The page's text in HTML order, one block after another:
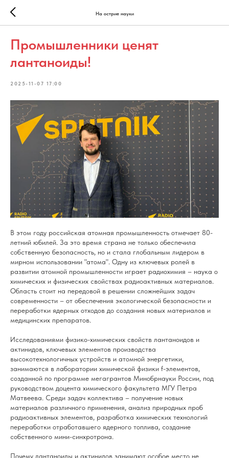
На острие науки
Промышленники ценят
лантаноиды!
2025-11-07 17:00
В этом году российская атомная промышленность отмечает 80-
летний юбилей. За это время страна не только обеспечила
собственную безопасность, но и стала глобальным лидером в
мирном использовании "атома". Одну из ключевых ролей в
развитии атомной промышленности играет радиохимия – наука о
химических и физических свойствах радиоактивных материалов.
Область стоит на передовой в решении сложнейших задач
современности – от обеспечения экологической безопасности и
переработки ядерных отходов до создания новых материалов и
медицинских препаратов.
Исследованиями физико-химических свойств лантаноидов и
актинидов, ключевых элементов производства
высокотехнологичных устройств и атомной энергетики,
занимаются в лаборатории химической физики f-элементов,
созданной по программе мегагрантов Минобрнауки России, под
руководством доцента химического факультета МГУ Петра
Матвеева. Среди задач коллектива – получение новых
материалов различного применения, анализ природных проб
радиоактивных элементов, разработка химических технологий
переработки отработавшего ядерного топлива, создание
собственного мини-синхротрона.
Почему лантаноиды и актинидов занимают особое место не